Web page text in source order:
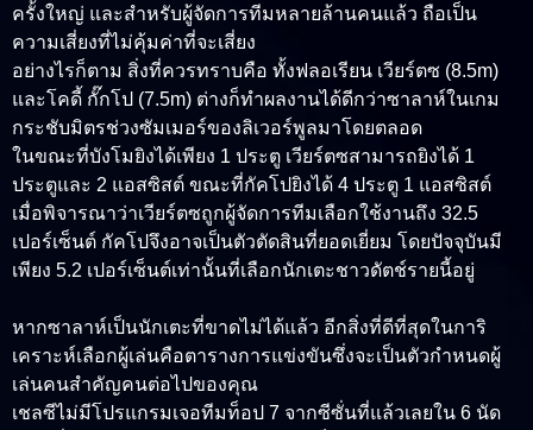
ครั้งใหญ่ และสำหรับผู้จัดการทีมหลายล้านคนแล้ว ถือเป็น
ความเสี่ยงที่ไม่คุ้มค่าที่จะเสี่ยง
อย่างไรก็ตาม สิ่งที่ควรทราบคือ ทั้งฟลอเรียน เวียร์ตซ (8.5m)
และโคดี้ กั๊กโป (7.5m) ต่างก็ทำผลงานได้ดีกว่าซาลาห์ในเกม
กระชับมิตรช่วงซัมเมอร์ของลิเวอร์พูลมาโดยตลอด
ในขณะที่บังโมยิงได้เพียง 1 ประตู เวียร์ตซสามารถยิงได้ 1
ประตูและ 2 แอสซิสต์ ขณะที่กัคโปยิงได้ 4 ประตู 1 แอสซิสต์
เมื่อพิจารณาว่าเวียร์ตซถูกผู้จัดการทีมเลือกใช้งานถึง 32.5
เปอร์เซ็นต์ กัคโปจึงอาจเป็นตัวตัดสินที่ยอดเยี่ยม โดยปัจจุบันมี
เพียง 5.2 เปอร์เซ็นต์เท่านั้นที่เลือกนักเตะชาวดัตช์รายนี้อยู่
หากซาลาห์เป็นนักเตะที่ขาดไม่ได้แล้ว อีกสิ่งที่ดีที่สุดในการิ
เคราะห์เลือกผู้เล่นคือตารางการแข่งขันซึ่งจะเป็นตัวกำหนดผู้
เล่นคนสำคัญคนต่อไปของคุณ
เชลซีไม่มีโปรแกรมเจอทีมท็อป 7 จากซีซั่นที่แล้วเลยใน 6 นัด